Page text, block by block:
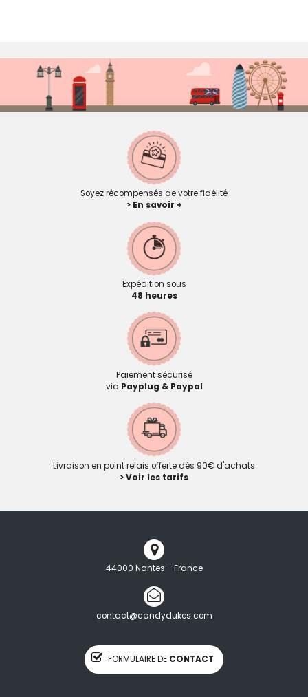
Soyez récompensés de votre fidélité
> En savoir +
Expédition sous
48 heures
Paiement sécurisé
via Payplug & Paypal
Livraison en point relais offerte dès 90€ d'achats
> Voir les tarifs
44000 Nantes - France
contact@candydukes.com
FORMULAIRE DE CONTACT